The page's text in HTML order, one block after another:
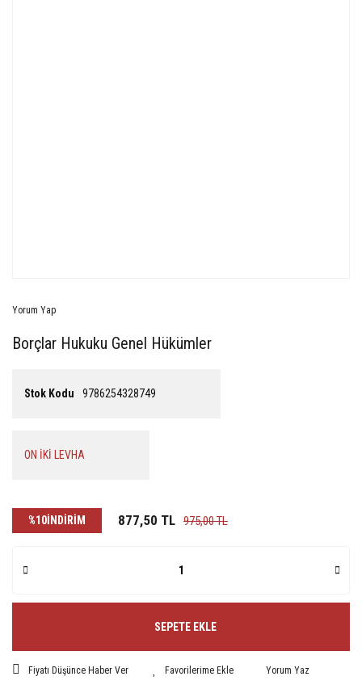
Yorum Yap
Borçlar Hukuku Genel Hükümler
Stok Kodu 9786254328749
ON İKİ LEVHA
%10İNDİRİM 877,50 TL 975,00 TL
SEPETE EKLE
Fiyatı Düşünce Haber Ver Yorum Yaz